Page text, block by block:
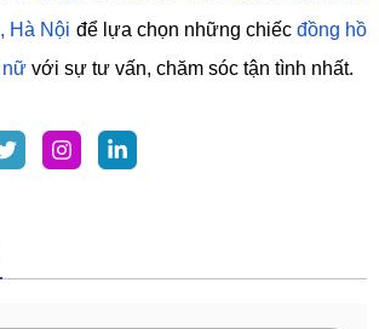
Hà Nội để lựa chọn những chiếc đồng hồ
nữ với sự tư vấn, chăm sóc tận tình nhất.